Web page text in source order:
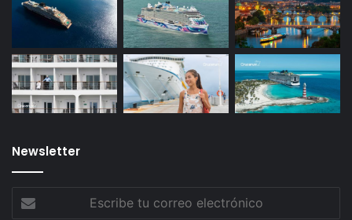
Newsletter